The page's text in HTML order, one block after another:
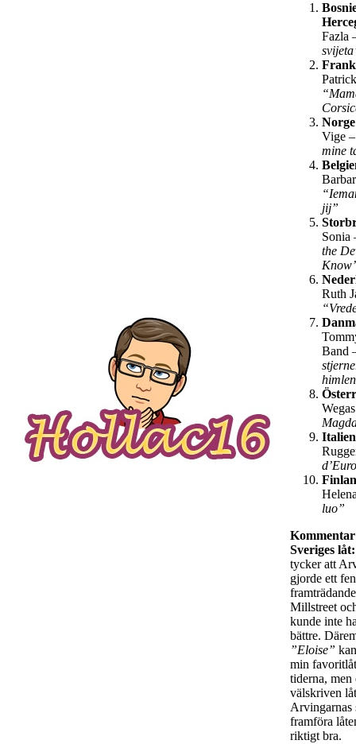
Fazla
Norge
Vige
mine
jij”
Sonia
the
Ruth
Band
Italien
luo”
Sveriges låt:
tycker att
gjorde ett
Millstreet
kunde inte
bättre.
”Eloise”
min
tiderna, men
välskriven
Arvingarnas
framföra
riktigt bra.